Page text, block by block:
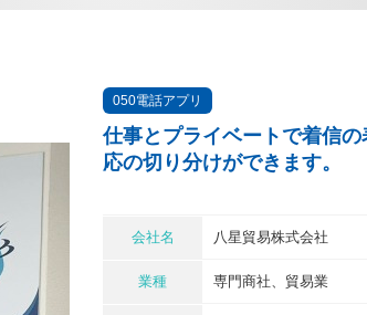
050電話アプリ
仕事とプライベートで着信
応の切り分けができます。
会社名 八星貿易株式会社
業種 専門商社、貿易業